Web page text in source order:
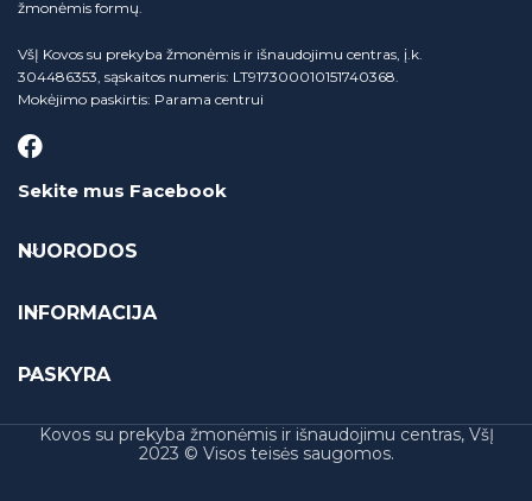
žmonėmis formų.
VšĮ Kovos su prekyba žmonėmis ir išnaudojimu centras, į.k.
304486353, sąskaitos numeris: LT917300010151740368.
Mokėjimo paskirtis: Parama centrui
Sekite mus Facebook
NUORODOS
INFORMACIJA
PASKYRA
Kovos su prekyba žmonėmis ir išnaudojimu centras, VšĮ
2023 © Visos teisės saugomos.